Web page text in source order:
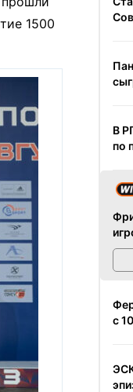
1500
В
по
с